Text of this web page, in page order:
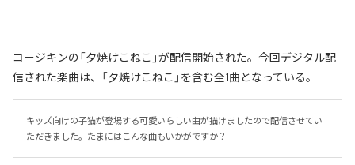
コージキンの「夕焼けこねこ」が配信開始された。今回デジタル配
信された楽曲は、「夕焼けこねこ」を含む全1曲となっている。
キッズ向けの子猫が登場する可愛いらしい曲が描けましたので配信させてい
ただきました。たまにはこんな曲もいかがですか？